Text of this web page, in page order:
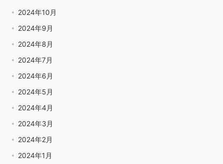
2024年10月
2024年9月
2024年8月
2024年7月
2024年6月
2024年5月
2024年4月
2024年3月
2024年2月
2024年1月